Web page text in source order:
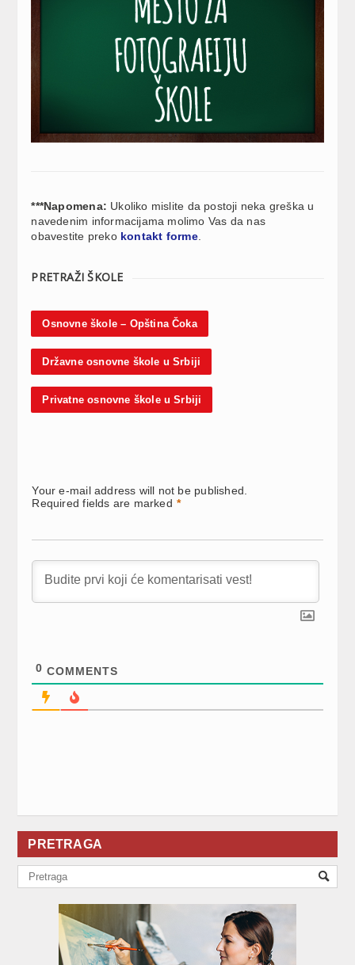
***Napomena: Ukoliko mislite da postoji neka greška u
navedenim informacijama molimo Vas da nas
obavestite preko kontakt forme.
PRETRAŽI ŠKOLE
Osnovne škole – Opština Čoka
Državne osnovne škole u Srbiji
Privatne osnovne škole u Srbiji
Your e-mail address will not be published.
Required fields are marked *
0 COMMENTS
PRETRAGA